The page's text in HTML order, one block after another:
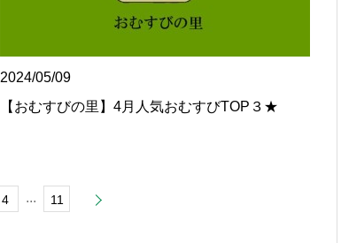
2024/05/09
【おむすびの里】4月人気おむすびTOP３★
4 ... 11